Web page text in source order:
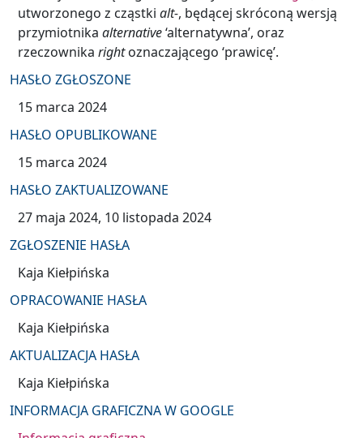
utworzonego z cząstki alt-, będącej skróconą wersją
przymiotnika alternative‘alternatywna’, oraz
rzeczownika rightoznaczającego ‘prawicę’.
HASŁO ZGŁOSZONE
15 marca 2024
HASŁO OPUBLIKOWANE
15 marca 2024
HASŁO ZAKTUALIZOWANE
27 maja 2024 10 listopada 2024
ZGŁOSZENIE HASŁA
Kaja Kiełpińska
OPRACOWANIE HASŁA
Kaja Kiełpińska
AKTUALIZACJA HASŁA
Kaja Kiełpińska
INFORMACJA GRAFICZNA W GOOGLE